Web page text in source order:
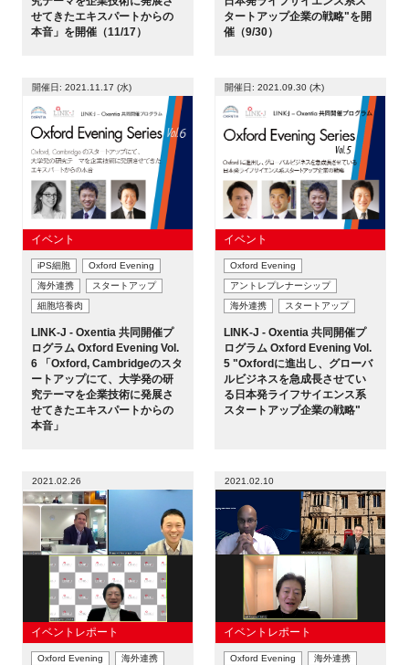
新規登録
プログラム
インタビュー・コラム
ニュース・掲示板
LINK-Jを知る
特別会員
施設・アクセス
FAQ
せてきたエキスパートからの
本音」を開催（11/17）
タートアップ企業の戦略"を開
催（9/30）
開催日: 2021.11.17 (水)
イベント
iPS細胞
Oxford Evening
海外連携
スタートアップ
細胞培養肉
LINK-J - Oxentia 共同開催プ
ログラム Oxford Evening Vol.
6 「Oxford, Cambridgeのスタ
ートアップにて、大学発の研
究テーマを企業技術に発展さ
せてきたエキスパートからの
本音」
開催日: 2021.09.30 (木)
イベント
Oxford Evening
アントレプレナーシップ
海外連携
スタートアップ
LINK-J - Oxentia 共同開催プ
ログラム Oxford Evening Vol.
5 "Oxfordに進出し、グローバ
ルビジネスを急成長させてい
る日本発ライフサイエンス系
スタートアップ企業の戦略"
2021.02.26
イベントレポート
Oxford Evening
海外連携
2021.02.10
イベントレポート
Oxford Evening
海外連携